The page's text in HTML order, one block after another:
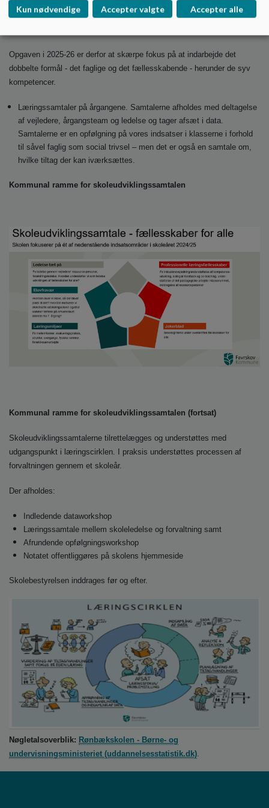
kunne tage del i undervisningsfællesskabet?
En bevægelse og balancering fra det individuelle fokus til fokus på
Opgaven i 2025-26 er derfor at skærpe fokus på at indarbejde det
dobbelte formål - det faglige og det fællesskabende - herunder de syv
kompetencer.
Læringssamtaler på årgangene. Samtalerne afholdes med deltagelse
af vejledere, årgangsteam og ledelse og tager afsæt i data.
Samtalerne er en opfølgning på vores indsatser i klasserne i forhold
til såvel faglig som social trivsel – men det er også en samtale om,
hvilke tiltag der kan iværksættes.
Kommunal ramme for skoleudviklingssamtalen
Kommunal ramme for skoleudviklingssamtalen (fortsat)
Skoleudviklingssamtalerne tilrettelægges og understøttes med
udgangspunkt i læringscirklen. I praksis understøttes processen af
forvaltningen gennem et skoleår.
Der afholdes:
Indledende dataworkshop
Læringssamtale mellem skoleledelse og forvaltning samt
Afrundende opfølgningsworkshop
Notatet offentliggøres på skolens hjemmeside
Skolebestyrelsen inddrages før og efter.
Nøgletalsoverblik: Rønbækskolen - Børne- og
undervisningsministeriet (uddannelsesstatistik.dk)
Kun nødvendige Accepter valgte Accepter alle